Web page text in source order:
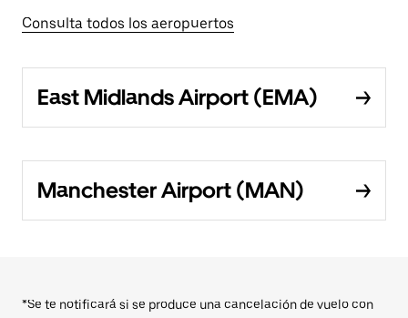
Consulta todos los aeropuertos
East Midlands Airport (EMA)
Manchester Airport (MAN)
*Se te notificará si se produce una cancelación de vuelo con